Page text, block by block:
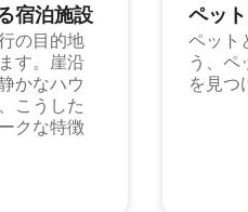
宿⁠泊施⁠設
の目的地
す。崖沿
かなハウ
こうした
クな特徴
ペッ
ペット
う、ペ
を見つ